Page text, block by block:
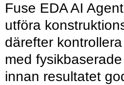
Fuse EDA AI
utföra
därefter
med
innan resultatet